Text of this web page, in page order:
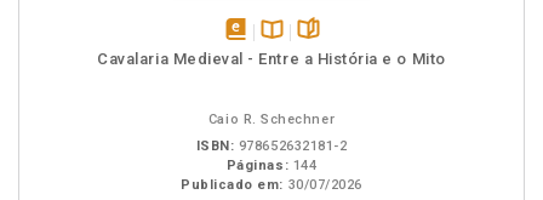
disponívelDisponível
páginas
Cavalaria Medieval - Entre a História e o Mito
Caio R. Schechner
ISBN: 978652632181-2
Páginas: 144
Publicado em: 30/07/2026